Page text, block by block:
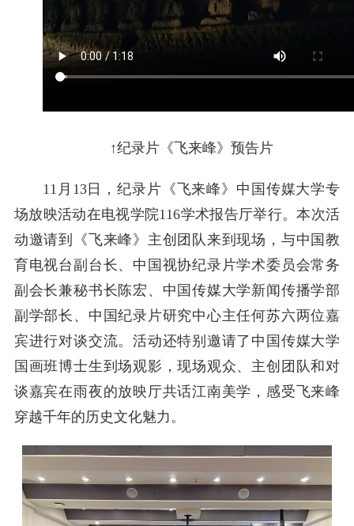
↑纪录片《飞来峰》预告片
11月13日，纪录片《飞来峰》中国传媒大学专
场放映活动在电视学院116学术报告厅举行。本次活
动邀请到《飞来峰》主创团队来到现场，与中国教
育电视台副台长、中国视协纪录片学术委员会常务
副会长兼秘书长陈宏、中国传媒大学新闻传播学部
副学部长、中国纪录片研究中心主任何苏六两位嘉
宾进行对谈交流。活动还特别邀请了中国传媒大学
国画班博士生到场观影，现场观众、主创团队和对
谈嘉宾在雨夜的放映厅共话江南美学，感受飞来峰
穿越千年的历史文化魅力。